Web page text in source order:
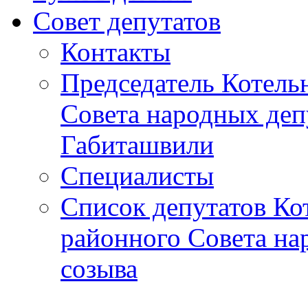
Совет депутатов
Контакты
Председатель
Совета народных
Габиташвили
Специалисты
Список депутатов
районного Совета
созыва